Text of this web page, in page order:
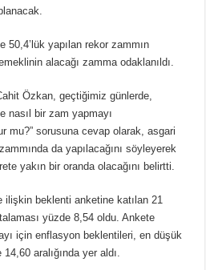
50,4’lük yapılan rekor zammın
alacağı zamma odaklanıldı.
Özkan, geçtiğimiz günlerde,
nasıl bir zam yapmayı
mu?” sorusuna cevap olarak, asgari
da yapılacağını söyleyerek
yakın bir oranda olacağını belirtti.
ilişkin beklenti anketine katılan 21
yüzde 8,54 oldu. Ankete
için enflasyon beklentileri, en düşük
aralığında yer aldı.